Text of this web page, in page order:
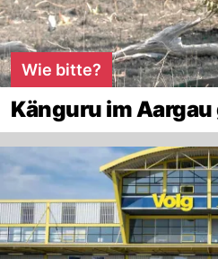
Wie bitte?
Känguru im